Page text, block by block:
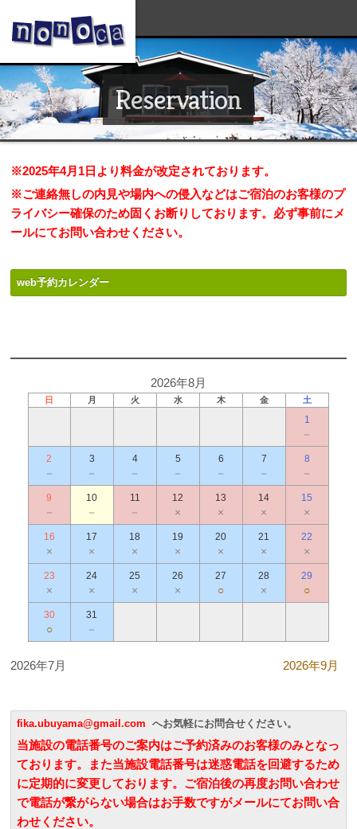
Reservation
※2025年4月1日より料金が改定されております。
※ご連絡無しの内見や場内への侵入などはご宿泊のお客様のプ
ライバシー確保のため固くお断りしております。必ず事前にメ
ールにてお問い合わせください。
web予約カレンダー
2026年8月
日 月 火 水 木 金 土
1
－
2
－
3
－
4
－
5
－
6
－
7
－
8
－
9
－
10
－
11
－
12
×
13
×
14
×
15
×
16
×
17
×
18
×
19
×
20
×
21
×
22
×
23
×
24
×
25
×
26
×
27
○
28
×
29
○
30
○
31
－
2026年7月 2026年9月
fika.ubuyama@gmail.com へお気軽にお問合せください。
当施設の電話番号のご案内はご予約済みのお客様のみとなっ
ております。また当施設電話番号は迷惑電話を回避するため
に定期的に変更しております。ご宿泊後の再度お問い合わせ
で電話が繋がらない場合はお手数ですがメールにてお問い合
わせください。